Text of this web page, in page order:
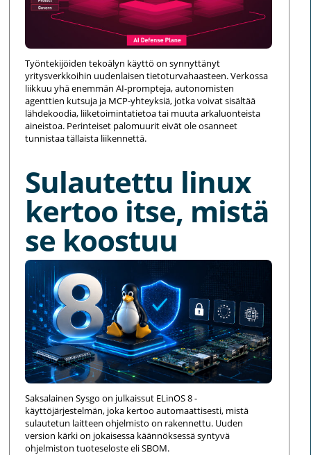
Työntekijöiden tekoälyn käyttö on synnyttänyt
yritysverkkoihin uudenlaisen tietoturvahaasteen. Verkossa
liikkuu yhä enemmän AI-prompteja, autonomisten
agenttien kutsuja ja MCP-yhteyksiä, jotka voivat sisältää
lähdekoodia, liiketoimintatietoa tai muuta arkaluonteista
aineistoa. Perinteiset palomuurit eivät ole osanneet
tunnistaa tällaista liikennettä.
Sulautettu linux
kertoo itse, mistä
se koostuu
Saksalainen Sysgo on julkaissut ELinOS 8 -
käyttöjärjestelmän, joka kertoo automaattisesti, mistä
sulautetun laitteen ohjelmisto on rakennettu. Uuden
version kärki on jokaisessa käännöksessä syntyvä
ohjelmiston tuoteseloste eli SBOM.